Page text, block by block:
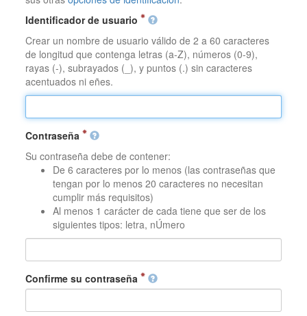
Identificador de usuario
Crear un nombre de usuario válido de 2 a 60 caracteres
de longitud que contenga letras (a-Z), números (0-9),
rayas (-), subrayados (_), y puntos (.) sin caracteres
acentuados ni eñes.
Contraseña
Su contraseña debe de contener:
De 6 caracteres por lo menos (las contraseñas que
tengan por lo menos 20 caracteres no necesitan
cumplir más requisitos)
Al menos 1 carácter de cada tiene que ser de los
siguientes tipos: letra, nÚmero
Confirme su contraseña